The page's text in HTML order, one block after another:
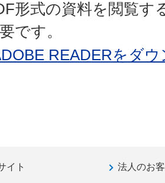
形式の資料を閲覧す
です。
READERをダ
イト 法人のお